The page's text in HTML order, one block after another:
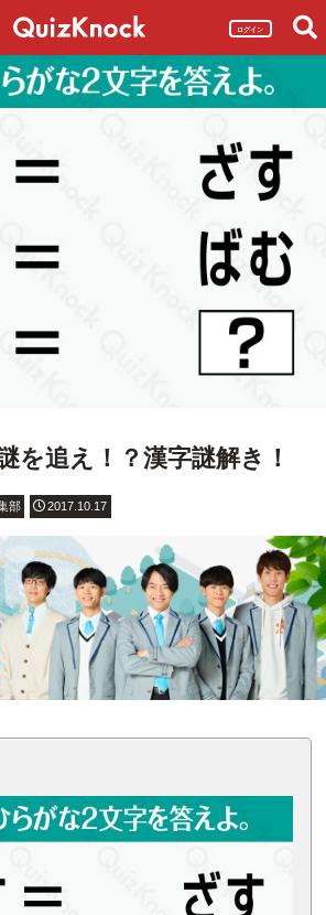
ログイン
を追え！？漢字謎解き！
部 2017.10.17